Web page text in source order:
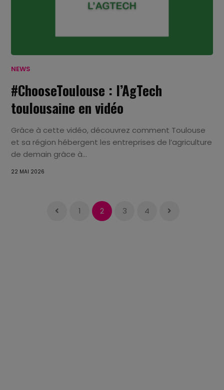
NEWS
#ChooseToulouse : l’AgTech
toulousaine en vidéo
Grâce à cette vidéo, découvrez comment Toulouse
et sa région hébergent les entreprises de l’agriculture
de demain grâce à...
22 MAI 2026
1 2 3 4